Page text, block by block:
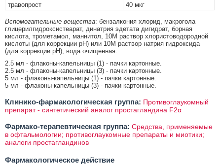
травопрост
40 мкг
Вспомогательные вещества: бензалкония хлорид, макрогола
глицерилгидроксистеарат, динатрия эдетата дигидрат, борная
кислота, трометамол, маннитол, 10М раствор хлористоводородной
кислоты (для коррекции pH) или 10М раствор натрия гидроксида
(для коррекции pH), вода очищенная.
2.5 мл - флаконы-капельницы (1) - пачки картонные.
2.5 мл - флаконы-капельницы (3) - пачки картонные.
5 мл - флаконы-капельницы (1) - пачки картонные.
5 мл - флаконы-капельницы (3) - пачки картонные.
Клинико-фармакологическая группа: Противоглаукомный
препарат - синтетический аналог простагландина F2α
Фармако-терапевтическая группа: Средства, применяемые
в офтальмологии; противоглаукомные препараты и миотики;
аналоги простагландинов
Фармакологическое действие